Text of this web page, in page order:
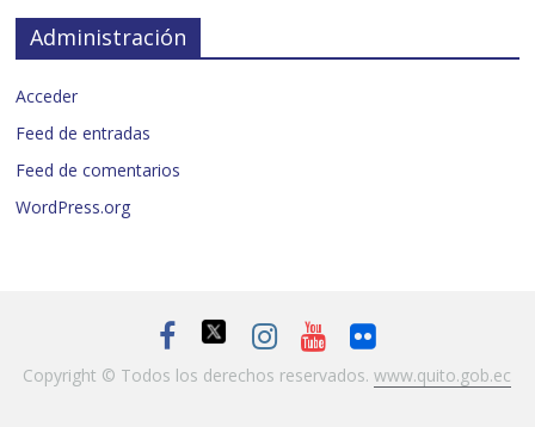
Administración
Acceder
Feed de entradas
Feed de comentarios
WordPress.org
Copyright © Todos los derechos reservados.www.quito.gob.ec